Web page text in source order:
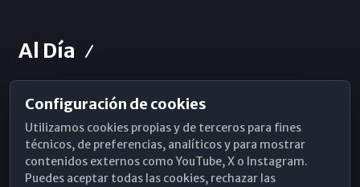
Al Día
Horarios de Misa
Hemeroteca
WhatsApp
Configuración de cookies
Utilizamos cookies propias y de terceros para fines
técnicos, de preferencias, analíticos y para mostrar
contenidos externos como YouTube, X o Instagram.
Puedes aceptar todas las cookies, rechazar las